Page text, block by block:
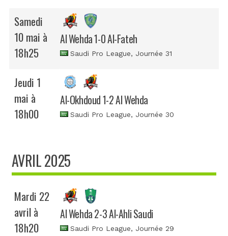
Samedi
10 mai à
18h25
Al Wehda 1-0 Al-Fateh
Saudi Pro League, Journée 31
Jeudi 1
mai à
18h00
Al-Okhdoud 1-2 Al Wehda
Saudi Pro League, Journée 30
AVRIL 2025
Mardi 22
avril à
18h20
Al Wehda 2-3 Al-Ahli Saudi
Saudi Pro League, Journée 29